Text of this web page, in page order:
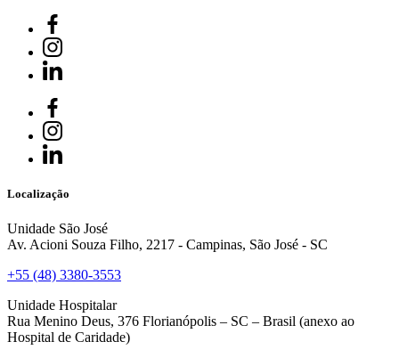
Localização
Unidade São José
Av. Acioni Souza Filho, 2217 - Campinas, São José - SC
+55 (48) 3380-3553
Unidade Hospitalar
Rua Menino Deus, 376 Florianópolis – SC – Brasil (anexo ao
Hospital de Caridade)